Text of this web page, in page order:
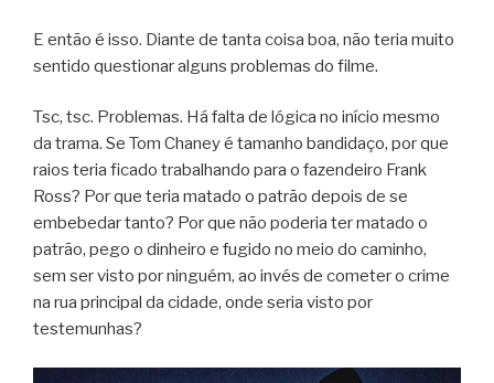
E então é isso. Diante de tanta coisa boa, não teria muito
sentido questionar alguns problemas do filme.
Tsc, tsc. Problemas. Há falta de lógica no início mesmo
da trama. Se Tom Chaney é tamanho bandidaço, por que
raios teria ficado trabalhando para o fazendeiro Frank
Ross? Por que teria matado o patrão depois de se
embebedar tanto? Por que não poderia ter matado o
patrão, pego o dinheiro e fugido no meio do caminho,
sem ser visto por ninguém, ao invés de cometer o crime
na rua principal da cidade, onde seria visto por
testemunhas?